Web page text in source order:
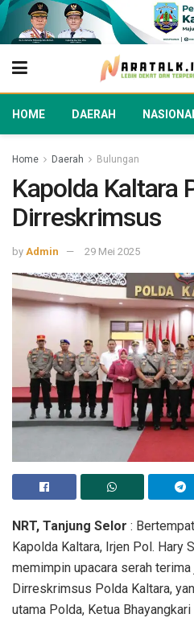
HOME DAERAH
Home Daerah Bulungan
Kapolda Kaltara
Dirreskrimsus
by Admin 29 Mei 2025
NRT, Tanjung Selor :
Kapolda Kaltara, Irjen Pol. Hary
memimpin upacara serah
Dirreskrimsus Polda Kaltara,
utama Polda, Ketua